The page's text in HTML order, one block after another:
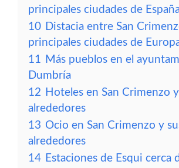
principales ciudades de
10 Distacia entre San
principales ciudades de
11 Más pueblos en el
Dumbría
12 Hoteles en San Crimenzo
alrededores
13 Ocio en San Crimenzo y
alrededores
14 Estaciones de Esqui cerca